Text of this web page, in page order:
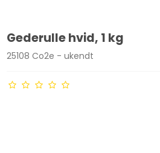
Gederulle hvid, 1 kg
25108 Co2e - ukendt